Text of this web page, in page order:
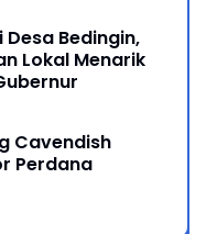
Desa Bedingin,
Lokal Menarik
Cavendish
Perdana